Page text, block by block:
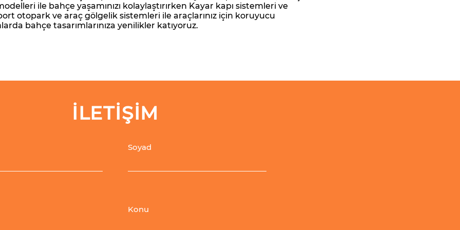
ile bahçe yaşamınızı kolaylaştırırken Kayar kapı sistemleri ve
otopark ve araç gölgelik sistemleri ile araçlarınız için koruyucu
bahçe tasarımlarınıza yenilikler katıyoruz.
İLETİŞİM
Soyad
Konu